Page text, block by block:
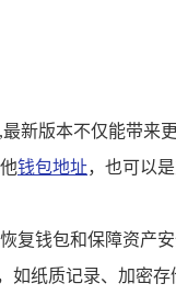
新版本不仅能带来
钱包地址，也可以
复钱包和保障资产
纸质记录、加密存